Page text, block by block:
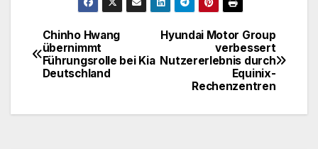
Beitragsnavigation
Hyundai Motor Group
verbessert
Nutzererlebnis durch
Equinix-
Rechenzentren
Chinho Hwang
übernimmt
Führungsrolle bei Kia
Deutschland